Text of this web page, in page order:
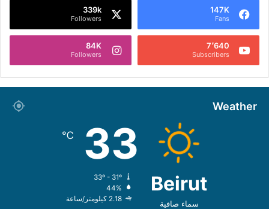
147K
Fans
339k
Followers
7٬640
Subscribers
84K
Followers
Weather
Beirut
سماء صافية
33
℃
44%
2.18 كيلومتر/ساعة